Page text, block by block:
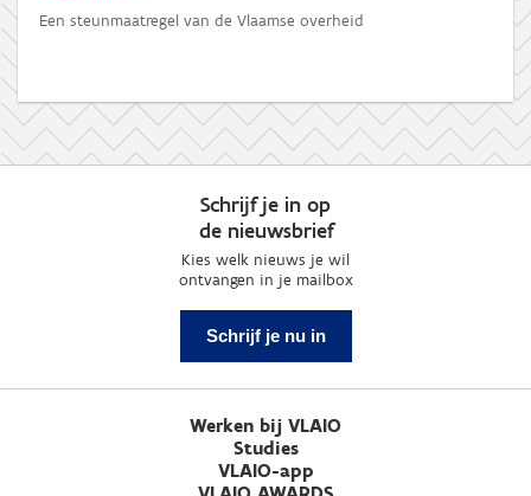
Een steunmaatregel van de Vlaamse overheid
Schrijf je in op
de nieuwsbrief
Kies welk nieuws je wil
ontvangen in je mailbox
Schrijf je nu in
Werken bij VLAIO
Studies
VLAIO-app